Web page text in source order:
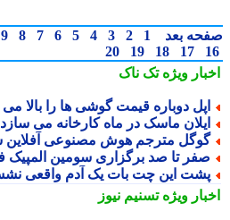
بعد 1
2
3
4
5
6
7
8
9
10
17
18
19
20
ویژهتک ناک
دوباره قیمت گوشی ها را بالا می برد
ماسک در ماه کارخانه می سازد!
مترجم هوش مصنوعی آفلاین
تا صد برگزاری سومین المپیک فناوری
این چت بات یک آدم واقعی
ویژهتسنیم نیوز